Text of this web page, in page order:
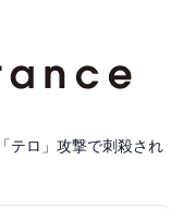
テロ」攻撃で刺殺され